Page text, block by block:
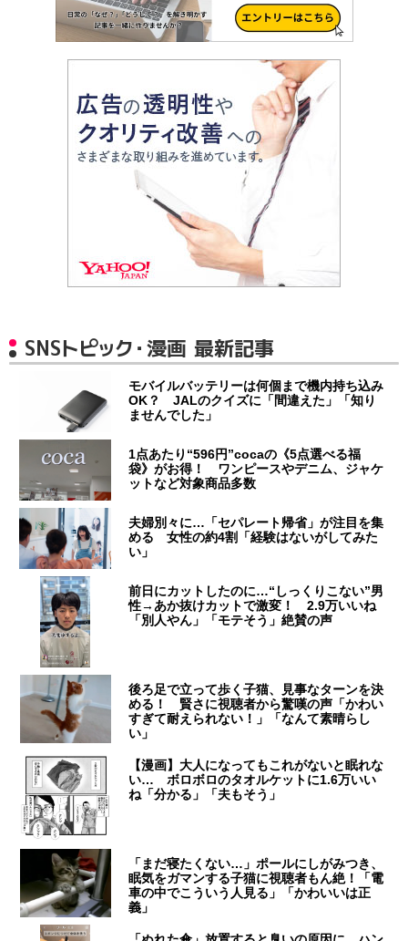
SNSトピック・漫画 最新記事
モバイルバッテリーは何個まで機内持ち込み
OK？ JALのクイズに「間違えた」「知り
ませんでした」
1点あたり“596円”cocaの《5点選べる福
袋》がお得！ ワンピースやデニム、ジャケ
ットなど対象商品多数
夫婦別々に…「セパレート帰省」が注目を集
める 女性の約4割「経験はないがしてみた
い」
前日にカットしたのに…“しっくりこない”男
性→あか抜けカットで激変！ 2.9万いいね
「別人やん」「モテそう」絶賛の声
後ろ足で立って歩く子猫、見事なターンを決
める！ 賢さに視聴者から驚嘆の声「かわい
すぎて耐えられない！」「なんて素晴らし
い」
【漫画】大人になってもこれがないと眠れな
い… ボロボロのタオルケットに1.6万いい
ね「分かる」「夫もそう」
「まだ寝たくない…」ポールにしがみつき、
眠気をガマンする子猫に視聴者もん絶！「電
車の中でこういう人見る」「かわいいは正
義」